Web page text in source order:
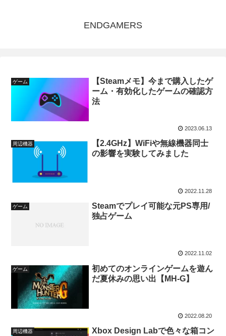
ENDGAMERS
ゲーム
【Steamメモ】今まで購入したゲ
ーム・有効化したゲームの確認方
法
2023.06.13
周辺機器
【2.4GHz】WiFiや無線機器同士
の影響を実験してみました
2022.11.28
ゲーム
Steamでプレイ可能な元PS専用/
独占ゲーム
2022.11.02
ゲーム
初めてのオンラインゲームを遊ん
だ夏休みの思い出【MH-G】
2022.08.20
周辺機器
Xbox Design Labで色々な箱コン